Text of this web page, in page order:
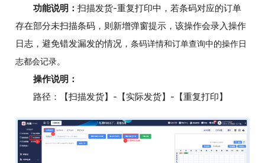
功能说明： 扫描发货-重复打印中，若条码对应的订单
存在部分未扫描条码，则新增弹窗提示，该操作会录入操作
日志，避免错发漏发的情况， 条码详情和订单查询中的操作日
志都会记录。
操作说明：
路径：【扫描发货】-【实际发货】-【重复打印】